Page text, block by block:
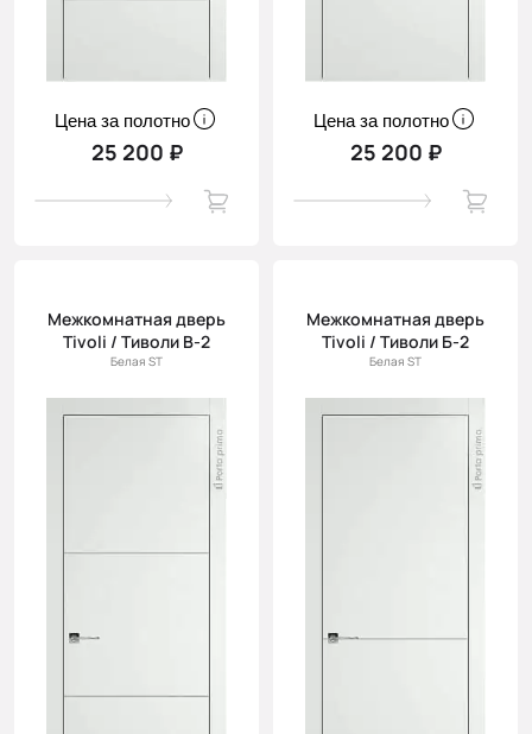
Цена за полотно
25 200 ₽
Цена за полотно
25 200 ₽
Межкомнатная дверь
Tivoli / Тиволи В-2
Белая ST
Межкомнатная дверь
Tivoli / Тиволи Б-2
Белая ST